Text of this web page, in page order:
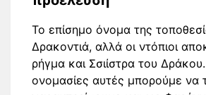
Το επίσημο όνομα της
Δρακοντιά, αλλά οι ντόπιοι
ρήγμα και Σσιίστρα του
ονομασίες αυτές μπορούμε να